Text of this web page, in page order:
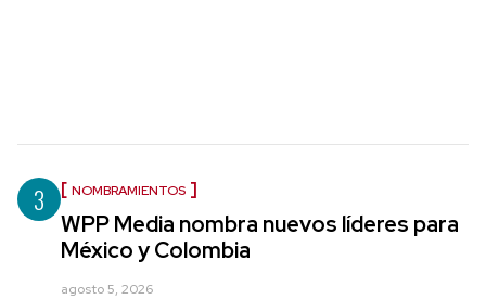
3 NOMBRAMIENTOS
WPP Media nombra nuevos líderes para
México y Colombia
agosto 5, 2026